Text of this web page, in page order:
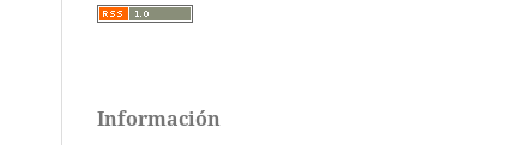
Información